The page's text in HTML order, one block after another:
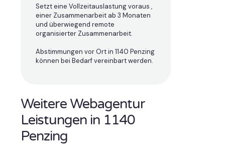
Setzt eine Vollzeitauslastung voraus ,
einer Zusammenarbeit ab 3 Monaten
und überwiegend remote
organisierter Zusammenarbeit.
Abstimmungen vor Ort in 1140 Penzing
können bei Bedarf vereinbart werden.
Weitere Webagentur
Leistungen in 1140
Penzing